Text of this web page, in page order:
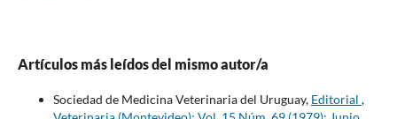
Artículos más leídos del mismo autor/a
Sociedad de Medicina Veterinaria del Uruguay, Editorial ,